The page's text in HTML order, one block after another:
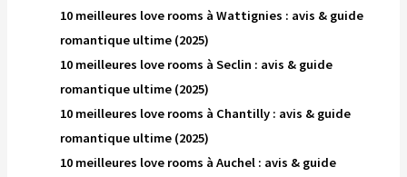
10 meilleures love rooms à Wattignies : avis & guide
romantique ultime (2025)
10 meilleures love rooms à Seclin : avis & guide
romantique ultime (2025)
10 meilleures love rooms à Chantilly : avis & guide
romantique ultime (2025)
10 meilleures love rooms à Auchel : avis & guide